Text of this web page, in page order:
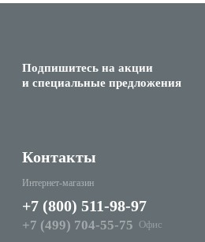
Подпишитесь на акции
и специальные предложения
Контакты
Интернет-магазин
+7 (800) 511-98-97
+7 (499) 704-55-75 Офис